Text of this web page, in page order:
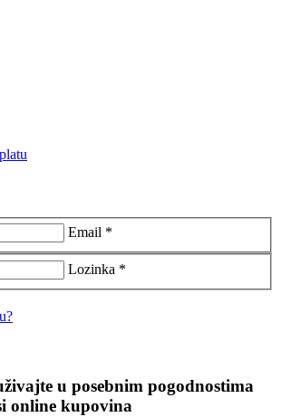
Email *
Lozinka *
u posebnim pogodnostima
online kupovina